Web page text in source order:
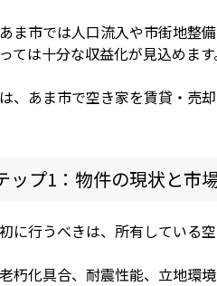
ま市では人口流入や市街地整
ては十分な収益化が見込めます
、あま市で空き家を賃貸・売
ップ1：物件の現状と市
に行うべきは、所有している
朽化具合、耐震性能、立地環